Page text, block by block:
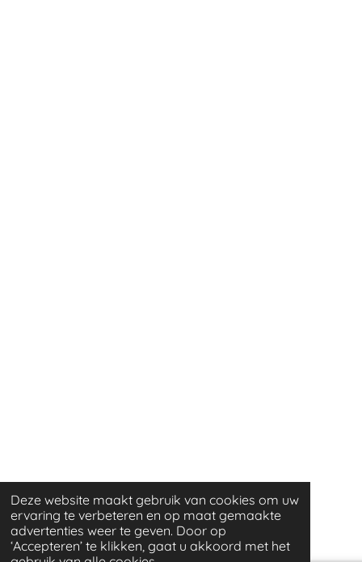
Deze website maakt gebruik van cookies om uw
ervaring te verbeteren en op maat gemaakte
advertenties weer te geven. Door op
‘Accepteren’ te klikken, gaat u akkoord met het